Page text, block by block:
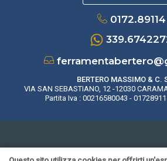
0172.89114
BERTERO MASSIMO & C.
VIA SAN SEBASTIANO, 12 -12030
Partita Iva : 00216580043 -